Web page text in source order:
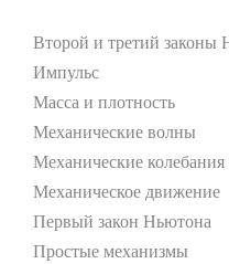
Второй и третий законы
Импульс
Масса и плотность
Механические волны
Механические колебания
Механическое движение
Первый закон Ньютона
Простые механизмы